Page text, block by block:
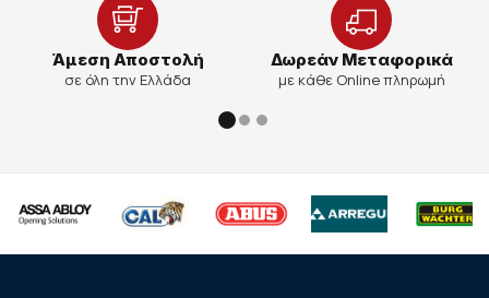
Άμεση Αποστολή
σε όλη την Ελλάδα
Δωρεάν Μεταφορικά
με κάθε Online πληρωμή